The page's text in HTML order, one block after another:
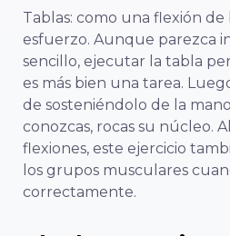
Tablas: como una flexión de
esfuerzo. Aunque parezca
sencillo, ejecutar la tabla
es más bien una tarea.
de sosteniéndolo de la
conozcas, rocas su núcleo.
flexiones, este ejercicio
los grupos musculares
correctamente.